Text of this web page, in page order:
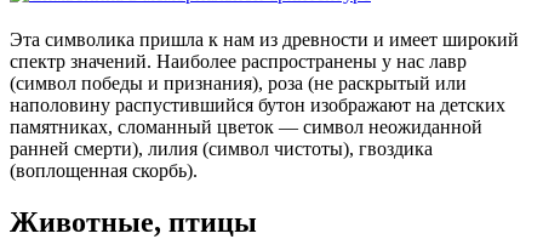
Эта символика пришла к нам из древности и имеет широкий
спектр значений. Наиболее распространены у нас лавр
(символ победы и признания), роза (не раскрытый или
наполовину распустившийся бутон изображают на детских
памятниках, сломанный цветок — символ неожиданной
ранней смерти), лилия (символ чистоты), гвоздика
(воплощенная скорбь).
Животные, птицы